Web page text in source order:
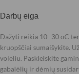
Darbų eiga
Dažyti reikia 10–30 oC
kruopščiai sumaišykite.
voleliu. Paskleiskite
gabalėlių ir dėmių